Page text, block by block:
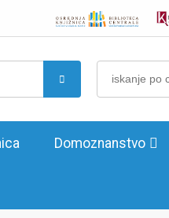
Domoznanstvo